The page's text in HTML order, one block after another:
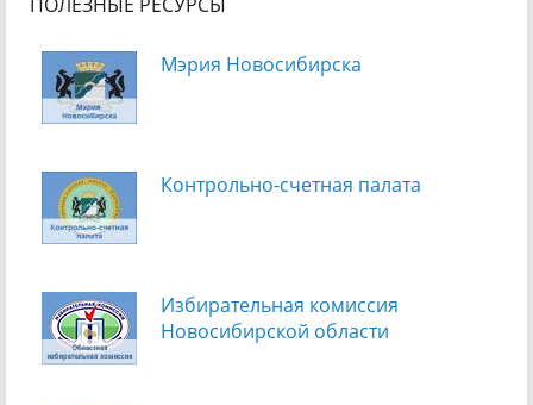
Мэрия Новосибирска
Контрольно-счетная палата
Избирательная комиссия
Новосибирской области